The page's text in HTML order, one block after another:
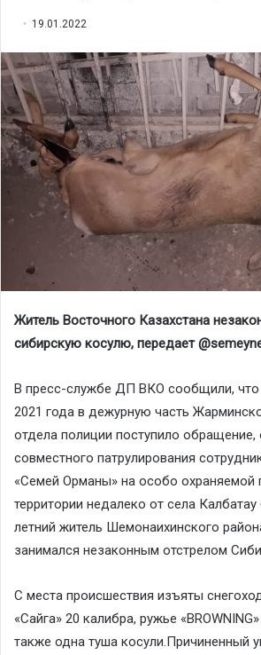
19.01.2022
Житель Восточного Казахстана
сибирскую косулю, передает @
В пресс-службе ДП ВКО сообщили, что
2021 года в дежурную часть
отдела полиции поступило обращение,
совместного патрулирования
«Семей Орманы» на особо охраняемой
территории недалеко от села
летний житель Шемонаихинского
занимался незаконным отстрелом
С места происшествия изъяты
«Сайга» 20 калибра, ружье
также одна туша косули.Причиненный